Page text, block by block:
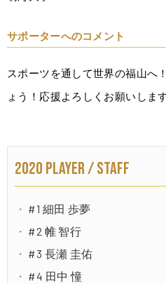
サポーターへのコメント
スポーツを通して世界の福山へ
ょう！応援よろしくお願いしま
2020 PLAYER / STAFF
#1 細田 歩夢
#2 帷 智行
#3 長瀬 圭佑
#4 田中 憧